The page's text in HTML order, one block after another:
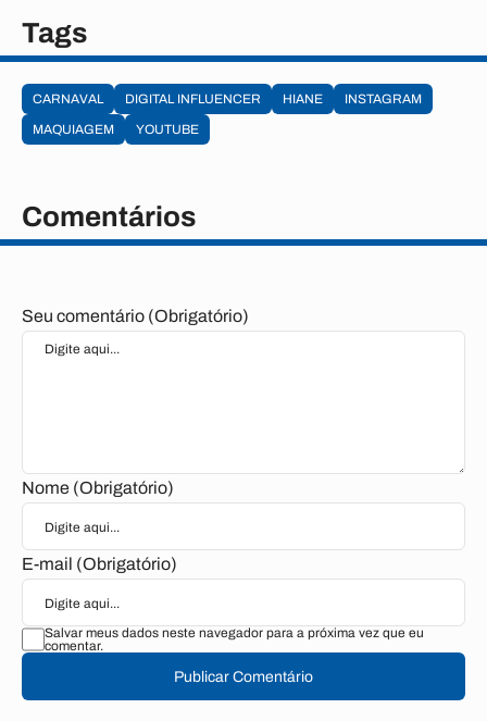
Tags
CARNAVAL DIGITAL INFLUENCER HIANE
INSTAGRAM
MAQUIAGEM
YOUTUBE
Comentários
Seu comentário (Obrigatório)
Nome (Obrigatório)
E-mail (Obrigatório)
Salvar meus dados neste navegador para a próxima vez que eu
comentar.
Publicar Comentário